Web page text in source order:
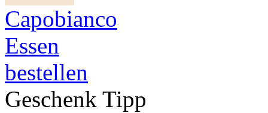
Capobianco
Essen
bestellen
Geschenk Tipp